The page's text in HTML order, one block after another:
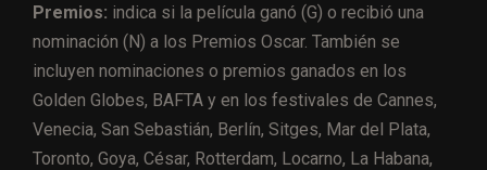
Premios: indica si la película ganó (G) o recibió una
nominación (N) a los Premios Oscar. También se
incluyen nominaciones o premios ganados en los
Golden Globes, BAFTA y en los festivales de Cannes,
Venecia, San Sebastián, Berlín, Sitges, Mar del Plata,
Toronto, Goya, César, Rotterdam, Locarno, La Habana,